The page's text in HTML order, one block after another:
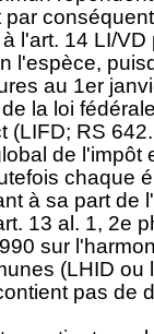
par
l'art. 14 LI/
l'espèce,
au 1er
la loi
(LIFD; RS
de
chaque
à sa part de
13 al. 1, 2e
sur
(LHID ou
pas de